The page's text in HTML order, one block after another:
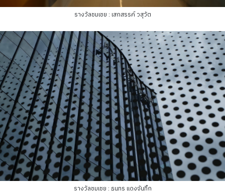
รางวัลชมเชย : เสกสรรค์ วสุวัต
รางวัลชมเชย : ธนทร แดงจันทึก